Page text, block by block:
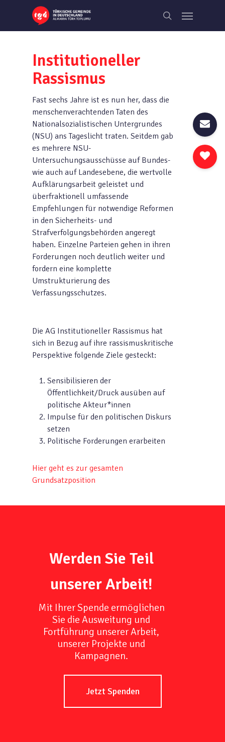
main
search
Menu
Institutioneller
Rassismus
Fast sechs Jahre ist es nun her, dass die
menschenverachtenden Taten des
Nationalsozialistischen Untergrundes
(NSU) ans Tageslicht traten. Seitdem gab
es mehrere NSU-
Untersuchungsausschüsse auf Bundes-
wie auch auf Landesebene, die wertvolle
Aufklärungsarbeit geleistet und
überfraktionell umfassende
Empfehlungen für notwendige Reformen
in den Sicherheits- und
Strafverfolgungsbehörden angeregt
haben. Einzelne Parteien gehen in ihren
Forderungen noch deutlich weiter und
fordern eine komplette
Umstrukturierung des
Verfassungsschutzes.
Die AG Institutioneller Rassismus hat
sich in Bezug auf ihre rassismuskritische
Perspektive folgende Ziele gesteckt:
Sensibilisieren der
Öffentlichkeit/Druck ausüben auf
politische Akteur*innen
Impulse für den politischen Diskurs
setzen
Politische Forderungen erarbeiten
Hier geht es zur gesamten
Grundsatzposition
Werden Sie Teil
unserer Arbeit!
Mit Ihrer Spende ermöglichen
Sie die Ausweitung und
Fortführung unserer Arbeit,
unserer Projekte und
Kampagnen.
Jetzt Spenden